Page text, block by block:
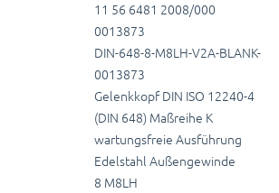
11 56 6481 2008/000
0013873
DIN-648-8-M8LH-V2A-BLANK-
0013873
Gelenkkopf DIN ISO 12240-4
(DIN 648) Maßreihe K
wartungsfreie Ausführung
Edelstahl Außengewinde
8 M8LH